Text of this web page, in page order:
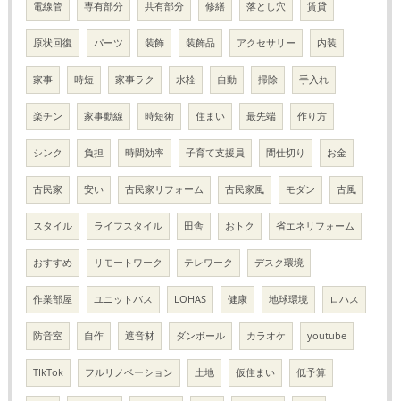
電線管 専有部分 共有部分 修繕 落とし穴 賃貸
原状回復 パーツ 装飾 装飾品 アクセサリー 内装
家事 時短 家事ラク 水栓 自動 掃除 手入れ
楽チン 家事動線 時短術 住まい 最先端 作り方
シンク 負担 時間効率 子育て支援員 間仕切り お金
古民家 安い 古民家リフォーム 古民家風 モダン 古風
スタイル ライフスタイル 田舎 おトク 省エネリフォーム
おすすめ リモートワーク テレワーク デスク環境
作業部屋 ユニットバス LOHAS 健康 地球環境 ロハス
防音室 自作 遮音材 ダンボール カラオケ youtube
TIkTok フルリノベーション 土地 仮住まい 低予算